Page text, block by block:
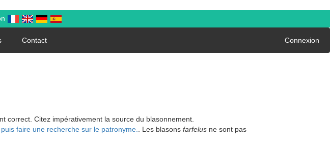
Contact Connexion
correct. Citez impérativement la source du blasonnement.
faire une recherche sur le patronyme. . Les blasons farfelus ne sont pas